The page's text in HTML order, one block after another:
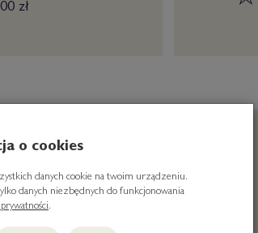
zł
drożdżowa.
o cookies
danych cookie na twoim urządzeniu.
danych niezbędnych do funkcjonowania
.